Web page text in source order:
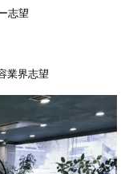
志望
業界志望